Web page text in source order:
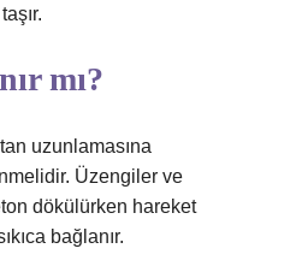
mı?
uzunlamasına
Üzengiler ve
dökülürken hareket
bağlanır.